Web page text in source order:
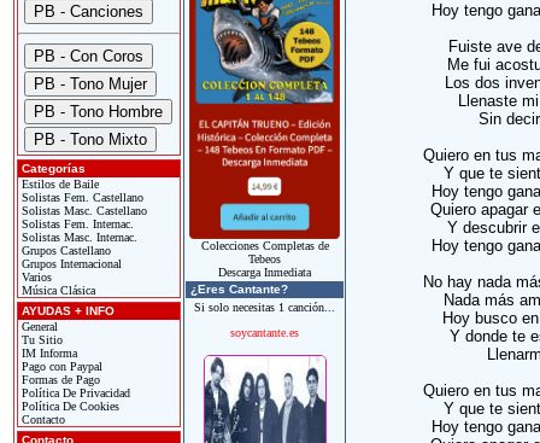
Categorías
Estilos de Baile
Solistas Fem. Castellano
Solistas Masc. Castellano
Solistas Fem. Internac.
Solistas Masc. Internac.
Grupos Castellano
Grupos Internacional
Varios
Música Clásica
AYUDAS + INFO
General
Tu Sitio
IM Informa
Pago con Paypal
Formas de Pago
Política De Privacidad
Política De Cookies
Contacto
Contacto
Colecciones Completas de
Tebeos
Descarga Inmediata
¿Eres Cantante?
Si solo necesitas 1 canción...
soycantante.es
Hoy tengo
Fuiste ave
Me fui
Los dos
Llenaste
Sin
Quiero en tus
Y que te
Hoy tengo
Quiero apagar
Y descubrir
Hoy tengo
No hay nada
Nada más
Hoy busco
Y donde te
Quiero en tus
Y que te
Hoy tengo